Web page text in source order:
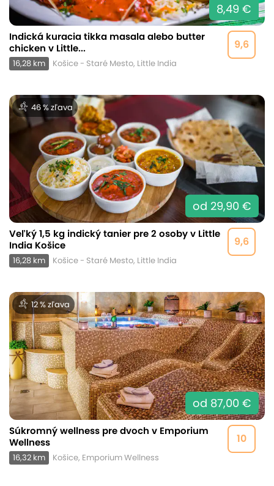
8,49 €
9,6
Indická kuracia tikka masala alebo butter
chicken v Little...
16,28 km Košice - Staré Mesto, Little India
46 % zľava
od 29,90 €
9,6
Veľký 1,5 kg indický tanier pre 2 osoby v Little
India Košice
16,28 km Košice - Staré Mesto, Little India
12 % zľava
od 87,00 €
10
Súkromný wellness pre dvoch v Emporium
Wellness
16,32 km Košice, Emporium Wellness